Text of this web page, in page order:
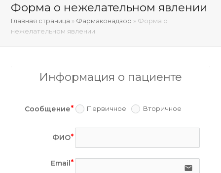
Форма о нежелательном явлении
Главная страница » Фармаконадзор » Форма о
нежелательном явлении
Информация о пациенте
Сообщение Первичное Вторичное
ФИО
Email
email